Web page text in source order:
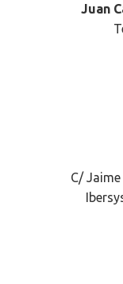
Juan
C/